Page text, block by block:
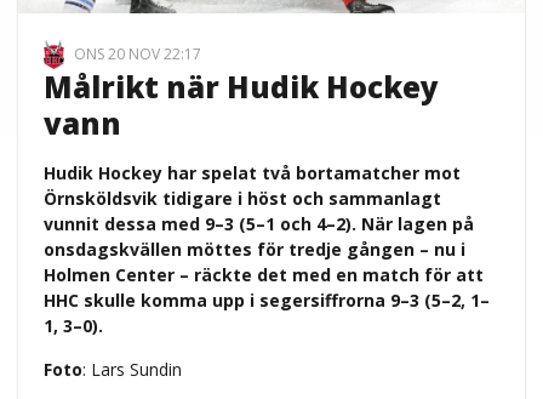
ONS 20 NOV 22:17
Målrikt när Hudik Hockey
vann
Hudik Hockey har spelat två bortamatcher mot
Örnsköldsvik tidigare i höst och sammanlagt
vunnit dessa med 9–3 (5–1 och 4–2). När lagen på
onsdagskvällen möttes för tredje gången – nu i
Holmen Center – räckte det med en match för att
HHC skulle komma upp i segersiffrorna 9–3 (5–2, 1–
1, 3–0).
Foto: Lars Sundin